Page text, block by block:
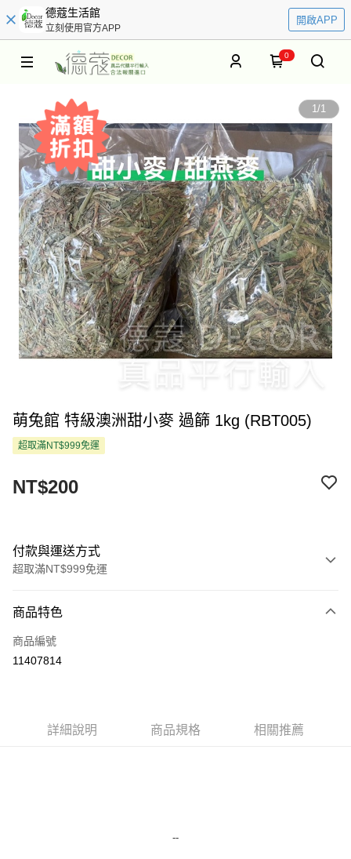
德蔻生活館
立刻使用官方APP
開啟APP
0
1/1
萌兔館 特級澳洲甜小麥 過篩 1kg (RBT005)
超取滿NT$999免運
NT$200
付款與運送方式
超取滿NT$999免運
信用卡一次付款
超商取貨付款
街口支付
商品特色
商品編號
11407814
詳細說明 商品規格 相關推薦
--